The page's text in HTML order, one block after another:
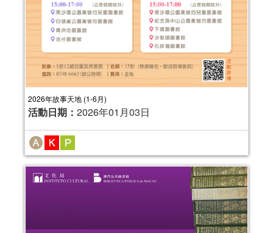
2026年故事天地 (1-6月)
活動日期： 2026年01月03日